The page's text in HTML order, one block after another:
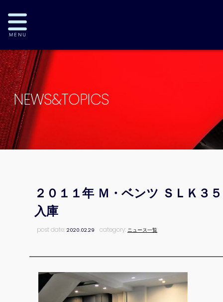
NEWS&TOPICS
２０１１年 Ｍ・ベンツ ＳＬＫ
入庫
post date:2020.02.29 category: ニュース一覧